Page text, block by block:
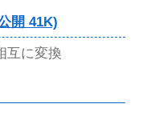
開 41K)
互に変換